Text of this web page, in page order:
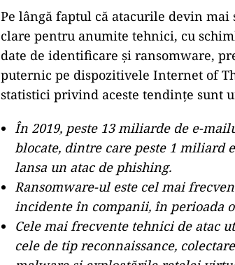
Pe lângă faptul că atacurile devin
clare pentru anumite tehnici, cu
date de identificare și ransomware,
puternic pe dispozitivele Internet of
statistici privind aceste tendințe sunt
În 2019, peste 13 miliarde de e-
blocate, dintre care peste 1 miliard
lansa un atac de phishing.
Ransomware-ul este cel mai
incidente în companii, în perioada
Cele mai frecvente tehnici de atac
cele de tip reconnaissance,